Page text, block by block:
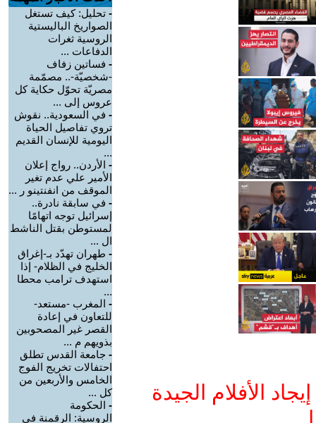
الأفلام الجيدة
- تحليل: كيف تستغل
الصواريخ الباليستية
الروسية ثغرات
الدفاعات ...
- فساتين زفاف
-شخصيّة-.. مصمّمة
مصريّة تحوّل حكاية كل
عروس إلى ...
- في السعودية.. نقوش
تروي تفاصيل الحياة
اليومية للإنسان القديم
...
- الأردن.. رواج إعلان
الأمير علي عدم تغير
الموقف من انفنتينو ر ...
- في سابقة نادرة..
إسرائيل توجه اتهامًا
لمستوطن بقتل الناشط
ال ...
- طهران تهدّد بـ-إغراق
الخليج في الظلام- إذا
استهدف ترامب محطا
...
- المغرب -مستعد-
للتعاون في إعادة
القصر غير المصحوبين
بذويهم م ...
- جامعة القدس تطلق
احتفالات تخريج الفوج
الخامس والأربعين من
كل ...
- الحكومة
الروسية: الرقمنة في